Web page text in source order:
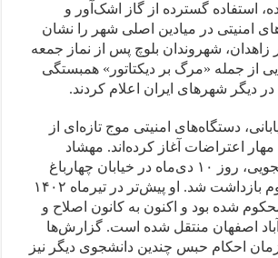
استفاده گسترده از گاز اشک‌آور و
امنیتی در میادین اصلی شهر را نشان
شهروندان بلوچ پس از نماز جمعه
از جمله «مرگ بر دیکتاتور» همبستگی
دیگر شهرهای ایران اعلام کردند.
دستگاه‌های امنیتی موج تازه‌ای از
اعتراضات آغاز کرده‌اند. مهشاد
کشانی، فعال دانشجویی، روز ۱۰ دی‌ماه در خیابان چهارباغ
اصفهان برای بار دوم بازداشت شد. او پیش‌تر در تیرماه ۱۴۰۲
شده بود و اکنون به کانون اصلاح و
اصفهان منتقل شده است. گزارش‌ها
احکام حبس چندین دانشجوی دیگر نیز